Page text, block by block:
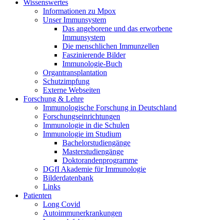
Wissenswertes
Informationen zu Mpox
Unser Immunsystem
Das angeborene und das erworbene
Immunsystem
Die menschlichen Immunzellen
Faszinierende Bilder
Immunologie-Buch
Organtransplantation
Schutzimpfung
Externe Webseiten
Forschung & Lehre
Immunologische Forschung in Deutschland
Forschungseinrichtungen
Immunologie in die Schulen
Immunologie im Studium
Bachelorstudiengänge
Masterstudiengänge
Doktorandenprogramme
DGfI Akademie für Immunologie
Bilderdatenbank
Links
Patienten
Long Covid
Autoimmunerkrankungen